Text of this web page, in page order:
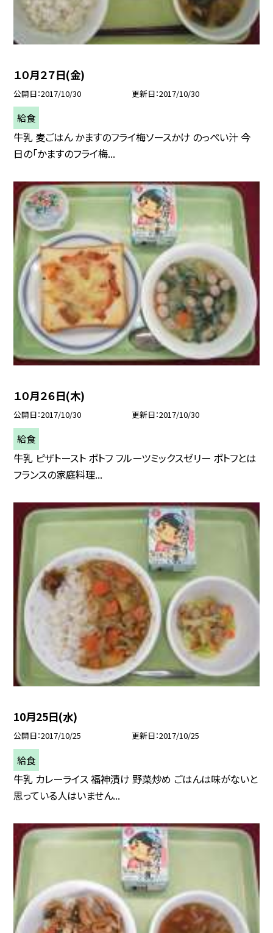
１０月２７日(金)
公開日 2017/10/30 更新日 2017/10/30
給食
牛乳 麦ごはん かますのフライ梅ソースかけ のっぺい汁 今
日の「かますのフライ梅...
１０月２６日(木)
公開日 2017/10/30 更新日 2017/10/30
給食
牛乳 ピザトースト ポトフ フルーツミックスゼリー ポトフとは
フランスの家庭料理...
10月25日(水)
公開日 2017/10/25 更新日 2017/10/25
給食
牛乳 カレーライス 福神漬け 野菜炒め ごはんは味がないと
思っている人はいません...